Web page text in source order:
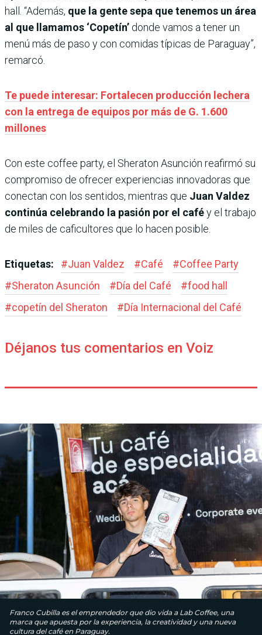
hall. “Además, que la gente sepa que tenemos un área
al que llamamos ‘Copetín’ donde vamos a tener un
menú más de paso y con comidas típicas de Paraguay”,
remarcó.
Te puede interesar: Fortalecen producción lechera
con la entrega de equipos por más de G. 1.600
millones
Con este coffee party, el Sheraton Asunción reafirmó su
compromiso de ofrecer experiencias innovadoras que
conectan con los sentidos, mientras que Juan Valdez
continúa celebrando la pasión por el caféy el trabajo
de miles de caficultores que lo hacen posible.
Etiquetas: #Juan Valdez #Café #Coffee Party
#Sheraton Asunción #Día del Café #food hall
#copetín del Sheraton #Día Internacional del Café
Déjanos tus comentarios en Voiz
Franco Cubilla es el emprendedor que dio vida a Lab Coffee, una
marca que apuesta por la experiencia, la creatividad y una nueva
cultura del café en Paraguay.